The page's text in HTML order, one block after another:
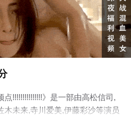
!!!!!!!!!!!!!!!》是一部由高松信司,
木未来,寺川爱美,伊藤彩沙等演员